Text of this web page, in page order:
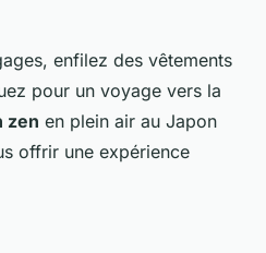
enfilez des vêtements
pour un voyage vers la
zen en plein air au Japon
offrir une expérience